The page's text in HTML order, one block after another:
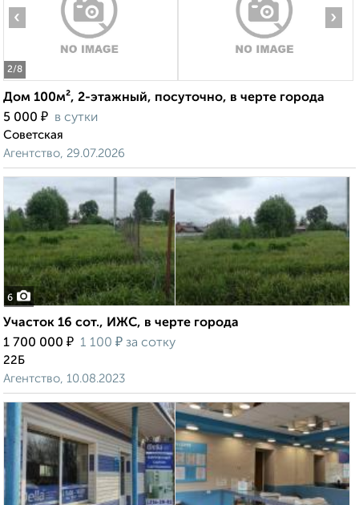
2/8
‹ ›
Дом 100м², 2-этажный, посуточно, в черте города
5 000 ₽ в сутки
Советская
Агентство, 29.07.2026
6
Участок 16 сот., ИЖС, в черте города
1 700 000 ₽ 1 100 ₽ за сотку
22Б
Агентство, 10.08.2023